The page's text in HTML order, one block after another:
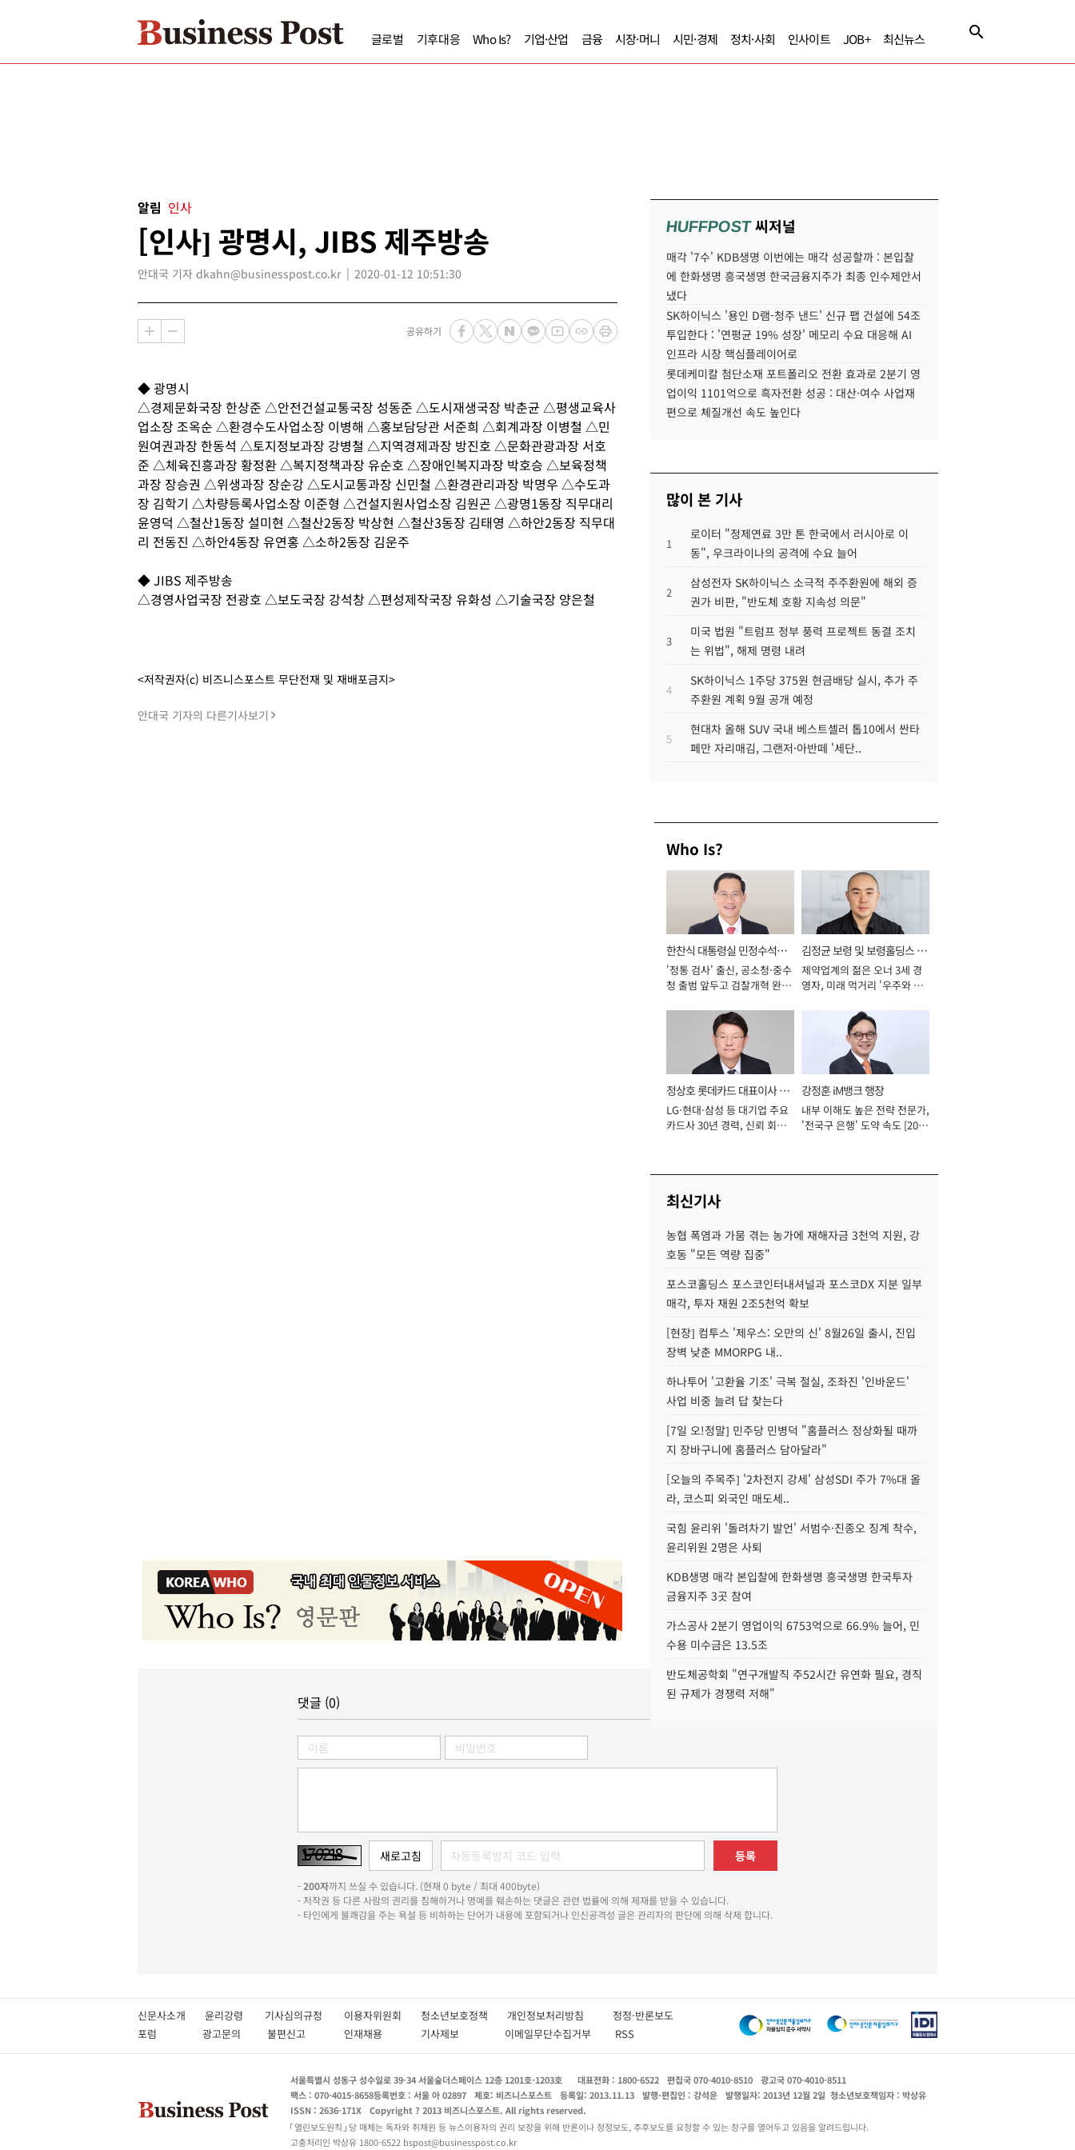
글로벌 기후대응 Who Is? 기업·산업 금융 시장·머니 시민·경제 정치·사회 인사이트 JOB+ 최신뉴스
알림 인사
[인사] 광명시, JIBS 제주방송
안대국 기자 dkahn@businesspost.co.kr 2020-01-12 10:51:30
공유하기
◆ 광명시
△경제문화국장 한상준 △안전건설교통국장 성동준 △도시재생국장 박춘균 △평생교육사
업소장 조옥순 △환경수도사업소장 이병해 △홍보담당관 서준희 △회계과장 이병철 △민
원여권과장 한동석 △토지정보과장 강병철 △지역경제과장 방진호 △문화관광과장 서호
준 △체육진흥과장 황정환 △복지정책과장 유순호 △장애인복지과장 박호승 △보육정책
과장 장승권 △위생과장 장순강 △도시교통과장 신민철 △환경관리과장 박명우 △수도과
장 김학기 △차량등록사업소장 이준형 △건설지원사업소장 김원곤 △광명1동장 직무대리
윤영덕 △철산1동장 설미현 △철산2동장 박상현 △철산3동장 김태영 △하안2동장 직무대
리 전동진 △하안4동장 유연홍 △소하2동장 김운주
◆ JIBS 제주방송
△경영사업국장 전광호 △보도국장 강석창 △편성제작국장 유화성 △기술국장 양은철
<저작권자(c) 비즈니스포스트 무단전재 및 재배포금지>
안대국 기자의 다른기사보기
HUFFPOST씨저널
매각 '7수' KDB생명 이번에는 매각 성공할까 : 본입찰
에 한화생명 흥국생명 한국금융지주가 최종 인수제안서
냈다
SK하이닉스 '용인 D램-청주 낸드' 신규 팹 건설에 54조
투입한다 : '연평균 19% 성장' 메모리 수요 대응해 AI
인프라 시장 핵심플레이어로
롯데케미칼 첨단소재 포트폴리오 전환 효과로 2분기 영
업이익 1101억으로 흑자전환 성공 : 대산·여수 사업재
편으로 체질개선 속도 높인다
많이 본 기사
1
로이터 "정제연료 3만 톤 한국에서 러시아로 이
동", 우크라이나의 공격에 수요 늘어
2
삼성전자 SK하이닉스 소극적 주주환원에 해외 증
권가 비판, "반도체 호황 지속성 의문"
3
미국 법원 "트럼프 정부 풍력 프로젝트 동결 조치
는 위법", 해제 명령 내려
4
SK하이닉스 1주당 375원 현금배당 실시, 추가 주
주환원 계획 9월 공개 예정
5
현대차 올해 SUV 국내 베스트셀러 톱10에서 싼타
페만 자리매김, 그랜저·아반떼 '세단..
Who Is?
한찬식 대통령실 민정수석비
서관
'정통 검사' 출신, 공소청·중수
청 출범 앞두고 검찰개혁 완수
김정균 보령 및 보령홀딩스 대
표이사 사장
제약업계의 젊은 오너 3세 경
영자, 미래 먹거리 '우주와 헬
정상호 롯데카드 대표이사 사
장
LG·현대·삼성 등 대기업 주요
카드사 30년 경력, 신뢰 회복
강정훈 iM뱅크 행장
내부 이해도 높은 전략 전문가,
'전국구 은행' 도약 속도 [2026
최신기사
농협 폭염과 가뭄 겪는 농가에 재해자금 3천억 지원, 강
호동 "모든 역량 집중"
포스코홀딩스 포스코인터내셔널과 포스코DX 지분 일부
매각, 투자 재원 2조5천억 확보
[현장] 컴투스 '제우스: 오만의 신' 8월26일 출시, 진입
장벽 낮춘 MMORPG 내..
하나투어 '고환율 기조' 극복 절실, 조좌진 '인바운드'
사업 비중 늘려 답 찾는다
[7일 오!정말] 민주당 민병덕 "홈플러스 정상화될 때까
지 장바구니에 홈플러스 담아달라"
[오늘의 주목주] '2차전지 강세' 삼성SDI 주가 7%대 올
라, 코스피 외국인 매도세..
국힘 윤리위 '돌려차기 발언' 서범수·진종오 징계 착수,
윤리위원 2명은 사퇴
KDB생명 매각 본입찰에 한화생명 흥국생명 한국투자
금융지주 3곳 참여
가스공사 2분기 영업이익 6753억으로 66.9% 늘어, 민
수용 미수금은 13.5조
반도체공학회 "연구개발직 주52시간 유연화 필요, 경직
된 규제가 경쟁력 저해"
댓글 (0)
등록
-200자까지 쓰실 수 있습니다. (현재 0 byte / 최대 400byte)
- 저작권 등 다른 사람의 권리를 침해하거나 명예를 훼손하는 댓글은 관련 법률에 의해 제재를 받을 수 있습니다.
- 타인에게 불쾌감을 주는 욕설 등 비하하는 단어가 내용에 포함되거나 인신공격성 글은 관리자의 판단에 의해 삭제 합니다.
신문사소개 윤리강령 기사심의규정 이용자위원회 청소년보호정책 개인정보처리방침 정정·반론보도
포럼
광고문의 불편신고 인재채용 기사제보 이메일무단수집거부 RSS
서울특별시 성동구 성수일로 39-34 서울숲더스페이스 12층 1201호-1203호 대표전화 : 1800-6522 편집국 070-4010-8510
광고국 070-4010-8511
팩스 : 070-4015-8658등록번호 : 서울 아 02897 제호: 비즈니스포스트 등록일: 2013.11.13 발행·편집인 : 강석운 발행일자: 2013년 12월 2일 청소년보호책임자 : 박상유
ISSN : 2636-171X
Copyright ? 2013 비즈니스포스트. All rights reserved.
열린보도원칙
당 매체는 독자와 취재원 등 뉴스이용자의 권리 보장을 위해 반론이나 정정보도, 추후보도를 요청할 수 있는 창구를 열어두고 있음을 알려드립니다.
고충처리인 박상유 1800-6522 bspost@businesspost.co.kr